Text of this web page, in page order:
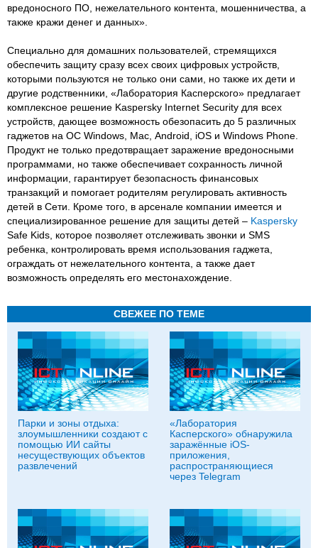
вредоносного ПО, нежелательного контента, мошенничества, а
также кражи денег и данных».
Специально для домашних пользователей, стремящихся
обеспечить защиту сразу всех своих цифровых устройств,
которыми пользуются не только они сами, но также их дети и
другие родственники, «Лаборатория Касперского» предлагает
комплексное решение Kaspersky Internet Security для всех
устройств, дающее возможность обезопасить до 5 различных
гаджетов на ОС Windows, Мас, Android, iOS и Windows Phone.
Продукт не только предотвращает заражение вредоносными
программами, но также обеспечивает сохранность личной
информации, гарантирует безопасность финансовых
транзакций и помогает родителям регулировать активность
детей в Сети. Кроме того, в арсенале компании имеется и
специализированное решение для защиты детей – Kaspersky
Safe Kids, которое позволяет отслеживать звонки и SMS
ребенка, контролировать время использования гаджета,
ограждать от нежелательного контента, а также дает
возможность определять его местонахождение.
СВЕЖЕЕ ПО ТЕМЕ
Парки и зоны отдыха:
злоумышленники создают с
помощью ИИ сайты
несуществующих объектов
развлечений
«Лаборатория
Касперского» обнаружила
заражённые iOS-
приложения,
распространяющиеся
через Telegram